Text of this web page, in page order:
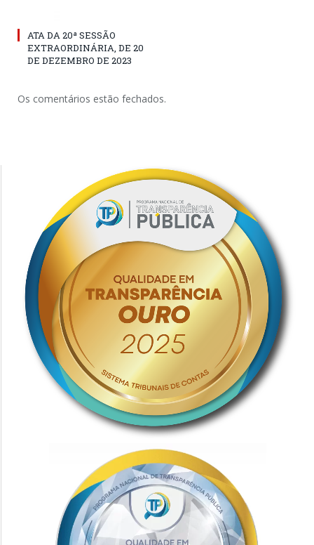
ATA DA 20ª SESSÃO
EXTRAORDINÁRIA, DE 20
DE DEZEMBRO DE 2023
Os comentários estão fechados.